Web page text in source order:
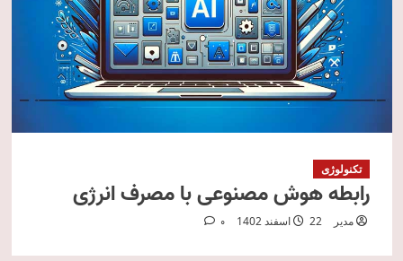
تکنولوژی
رابطه هوش مصنوعی با مصرف انرژی
مدیر 22 اسفند 1402 0